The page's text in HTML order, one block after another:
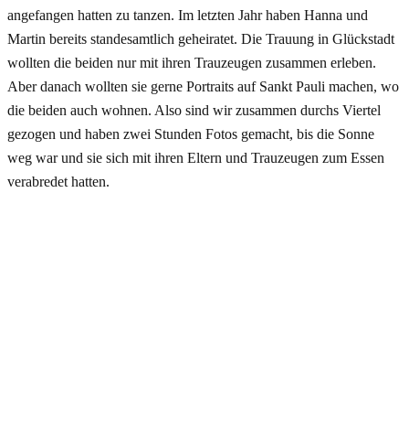
angefangen hatten zu tanzen. Im letzten Jahr haben Hanna und
Martin bereits standesamtlich geheiratet. Die Trauung in Glückstadt
wollten die beiden nur mit ihren Trauzeugen zusammen erleben.
Aber danach wollten sie gerne Portraits auf Sankt Pauli machen, wo
die beiden auch wohnen. Also sind wir zusammen durchs Viertel
gezogen und haben zwei Stunden Fotos gemacht, bis die Sonne
weg war und sie sich mit ihren Eltern und Trauzeugen zum Essen
verabredet hatten.